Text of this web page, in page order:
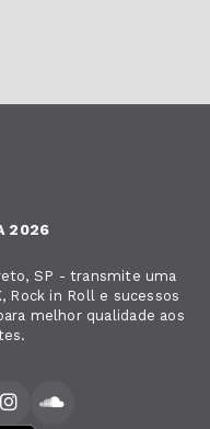
2026
SP - transmite uma
Rock in Roll e sucessos
melhor qualidade aos